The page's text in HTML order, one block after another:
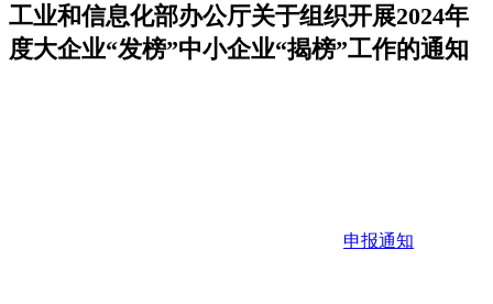
工业和信息化部办公厅关于组织开展2024年
度大企业“发榜”中小企业“揭榜”工作的通知
申报通知